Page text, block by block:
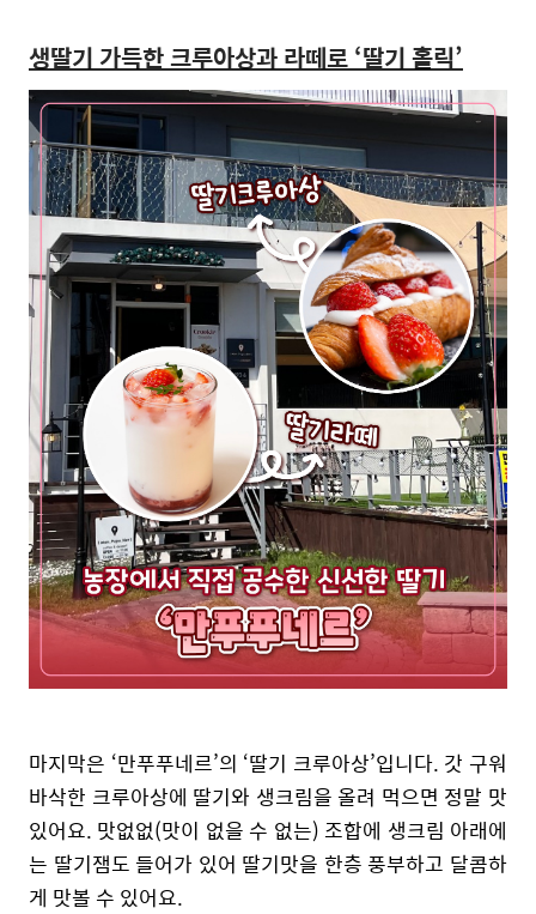
생딸기 가득한 크루아상과 라떼로 ‘딸기 홀릭’
마지막은 ‘만푸푸네르’의 ‘딸기 크루아상’입니다. 갓 구워
바삭한 크루아상에 딸기와 생크림을 올려 먹으면 정말 맛
있어요. 맛없없(맛이 없을 수 없는) 조합에 생크림 아래에
는 딸기잼도 들어가 있어 딸기맛을 한층 풍부하고 달콤하
게 맛볼 수 있어요.